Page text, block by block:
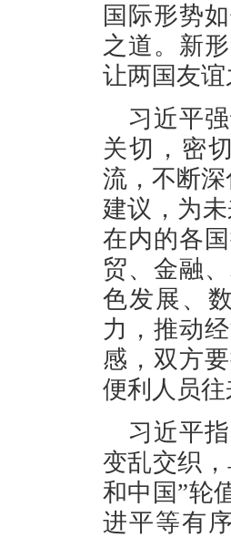
国际形势
之道。新
让两国友
习近平
关切，密
流，不断
建议，为
在内的各
贸、金融
色发展、
力，推动
感，双方
便利人员
习近平
变乱交织
和中国”轮
进平等有